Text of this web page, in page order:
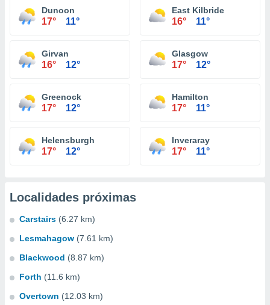
Dunoon
17° 11°
East Kilbride
16° 11°
Girvan
16° 12°
Glasgow
17° 12°
Greenock
17° 12°
Hamilton
17° 11°
Helensburgh
17° 12°
Inveraray
17° 11°
Localidades próximas
Carstairs (6.27 km)
Lesmahagow (7.61 km)
Blackwood (8.87 km)
Forth (11.6 km)
Overtown (12.03 km)